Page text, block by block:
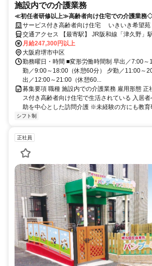
施設内での介護業務
≪初任者研修以上≫高齢者向け住宅での介護業務
充実の待遇！腰を据えて働けます！
サービス付き高齢者向け住宅 いきいき希望
交通アクセス 【最寄駅】 JR阪和線「津久野」
地」停留所より徒歩6分
月給247,300円以上
大阪府堺市中区
勤務曜日・時間 ■変形労働時間制 早出／7:00～
勤／9:00～18:00（休憩60分） 夕勤／11:00～
出／12:00～21:00（休憩60...
募集要項 職種 施設内での介護業務 雇用形態 正
ス付き高齢者向け住宅で生活されている 入居
助を中心とした訪問介護 ※未経験の方にも教育
シフト制
正社員